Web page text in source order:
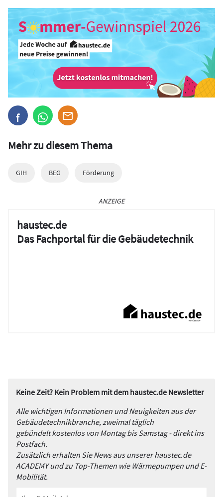
Mehr zu diesem Thema
GIH BEG Förderung
ANZEIGE
haustec.de
Das Fachportal für die Gebäudetechnik
Keine Zeit? Kein Problem mit dem haustec.de Newsletter
Alle wichtigen Informationen und Neuigkeiten aus der
Gebäudetechnikbranche, zweimal täglich
gebündelt kostenlos von Montag bis Samstag - direkt ins
Postfach.
Zusätzlich erhalten Sie News aus unserer haustec.de
ACADEMY und zu Top-Themen wie Wärmepumpen und E-
Mobilität.